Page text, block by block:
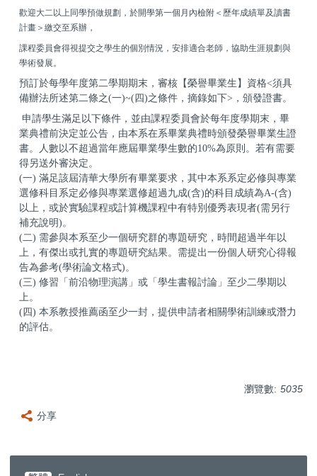
歡迎大二以上同學預做規劃，於開學第一個月內檢附＜歷年成績單及讀書
計畫＞繳交至系辦，
課程委員會得視提交之學生的個別情況，安排適合老師，協助生涯規劃與
學術發展。
預訂於每學年度第二學期期末，審核【榮譽畢業生】資格<須具
備辦法所述第二條之(一)~(四)之條件，摘錄如下>，頒發證書。
申請學生滿足以下條件，並由課程委員會於每年度學期末，畢
業典禮前決定並公告，由本系在系畢業典禮時頒發榮譽畢業生證
書。人數以不超過當年應屆畢業學生數的10%為原則。若有需要
得另送外審決定。
(一) 滿足該屆清華大學所有畢業要求，其中本系系定必修與專業
選修科目系定必修與專業選修超過九成(含)的科目成績為A-(含)
以上，或於實驗課程或計算機課程中有特別優秀表現者(需另行
補充說明)。
(二) 需參與本系至少一個研究群的專題研究，時間超過半年以
上，有傑出或扎實的專題研究結果。需提出一份個人研究心得報
告為參考(學術論文格式)。
(三) 修習「前沿物理演講」或「學生書報討論」至少二學期以
上。
(四) 本系教授推薦函至少一封，提供申請者相關學術訓練或潛力
的評估。
瀏覽數: 5035
分享